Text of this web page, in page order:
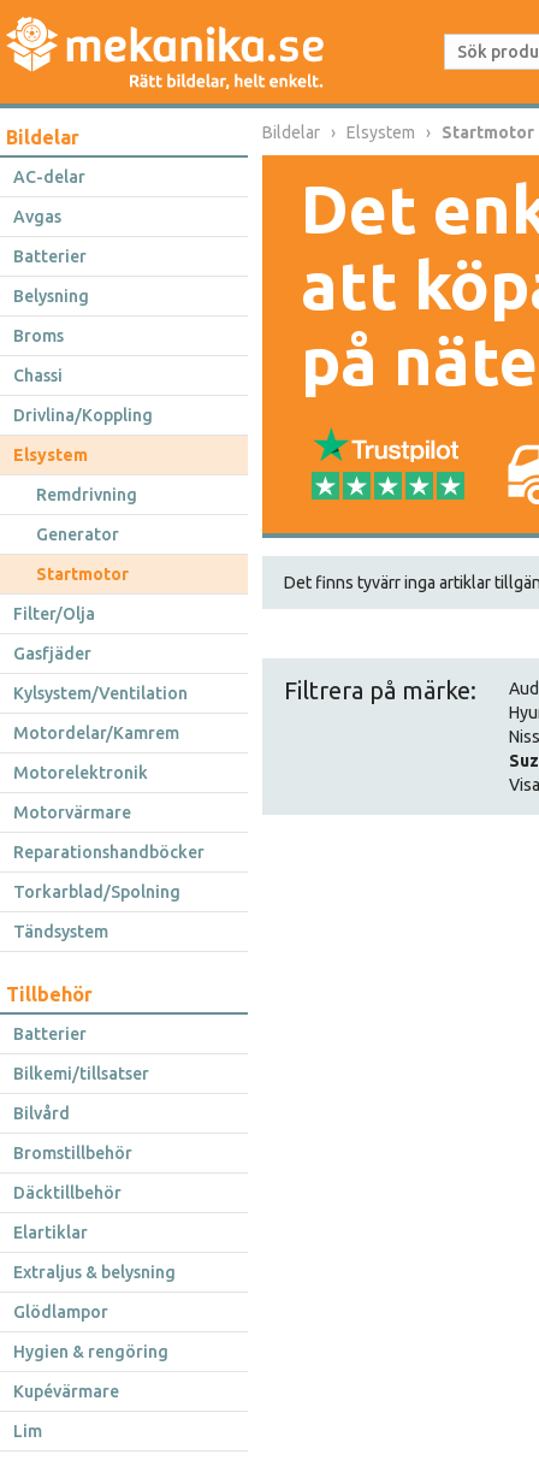
Bildelar
AC-delar
Avgas
Batterier
Belysning
Broms
Chassi
Drivlina/Koppling
Elsystem
Remdrivning
Generator
Startmotor
Filter/Olja
Gasfjäder
Kylsystem/Ventilation
Motordelar/Kamrem
Motorelektronik
Motorvärmare
Reparationshandböcker
Torkarblad/Spolning
Tändsystem
Tillbehör
Batterier
Bilkemi/tillsatser
Bilvård
Bromstillbehör
Däcktillbehör
Elartiklar
Extraljus & belysning
Glödlampor
Hygien & rengöring
Kupévärmare
Lim
Bildelar Elsystem Startmotor
Det
att
på
Det finns tyvärr inga artiklar
Filtrera på märke: